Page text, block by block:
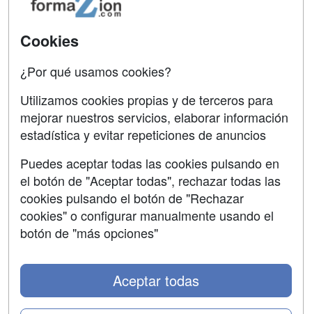
Acceso Usuarios
Acceso Centros
Contactar
Confidencialidad
Aviso legal
Copyleft
Cookies
¿Por qué usamos cookies?
Utilizamos cookies propias y de terceros para
mejorar nuestros servicios, elaborar información
estadística y evitar repeticiones de anuncios
Puedes aceptar todas las cookies pulsando en
el botón de "Aceptar todas", rechazar todas las
cookies pulsando el botón de "Rechazar
cookies" o configurar manualmente usando el
botón de "más opciones"
Aceptar todas